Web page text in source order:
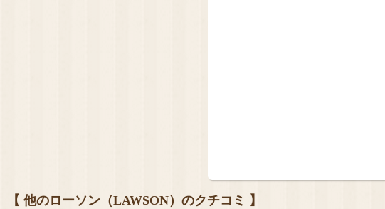
【 他のローソン（LAWSON）のクチコミ 】